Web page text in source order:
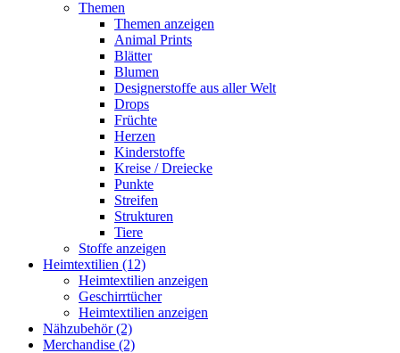
Themen
Themen anzeigen
Animal Prints
Blätter
Blumen
Designerstoffe aus aller Welt
Drops
Früchte
Herzen
Kinderstoffe
Kreise / Dreiecke
Punkte
Streifen
Strukturen
Tiere
Stoffe anzeigen
Heimtextilien (12)
Heimtextilien anzeigen
Geschirrtücher
Heimtextilien anzeigen
Nähzubehör (2)
Merchandise (2)